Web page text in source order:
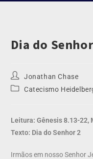
Dia do
Jonathan Chase
Catecismo
Leitura: Gênesis 8.13-22,
Texto: Dia do Senhor 2
Irmãos em nosso Senhor